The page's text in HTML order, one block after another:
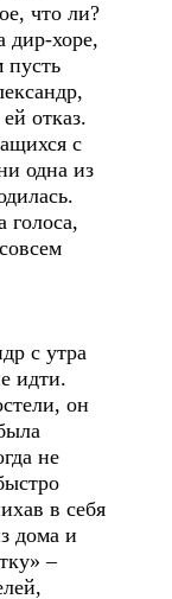
что ли?
хоре,
пусть
отказ.
с
одна из
голоса,
с утра
идти.
он
не
в себя
дома и
–